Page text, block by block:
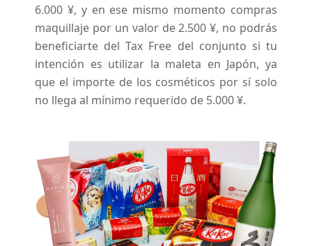
6.000 ¥, y en ese mismo momento compras
maquillaje por un valor de 2.500 ¥, no podrás
beneficiarte del Tax Free del conjunto si tu
intención es utilizar la maleta en Japón, ya
que el importe de los cosméticos por sí solo
no llega al mínimo requerido de 5.000 ¥.